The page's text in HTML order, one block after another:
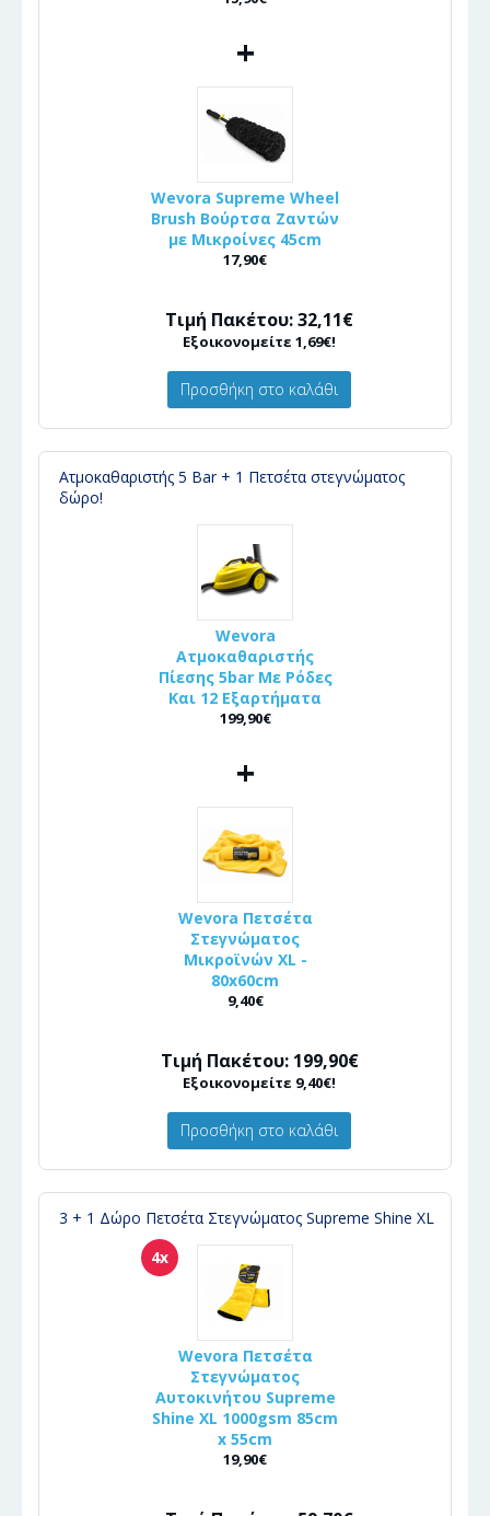
+
Wevora Supreme Wheel
Brush Βούρτσα Ζαντών
με Μικροίνες 45cm
17,90€
Τιμή Πακέτου: 32,11€
Εξοικονομείτε 1,69€!
Προσθήκη στο καλάθι
Ατμοκαθαριστής 5 Bar + 1 Πετσέτα στεγνώματος
δώρο!
Wevora
Ατμοκαθαριστής
Πίεσης 5bar Με Ρόδες
Και 12 Εξαρτήματα
199,90€
+
Wevora Πετσέτα
Στεγνώματος
Μικροϊνών XL -
80x60cm
9,40€
Τιμή Πακέτου: 199,90€
Εξοικονομείτε 9,40€!
Προσθήκη στο καλάθι
3 + 1 Δώρο Πετσέτα Στεγνώματος Supreme Shine XL
4x
Wevora Πετσέτα
Στεγνώματος
Αυτοκινήτου Supreme
Shine XL 1000gsm 85cm
x 55cm
19,90€